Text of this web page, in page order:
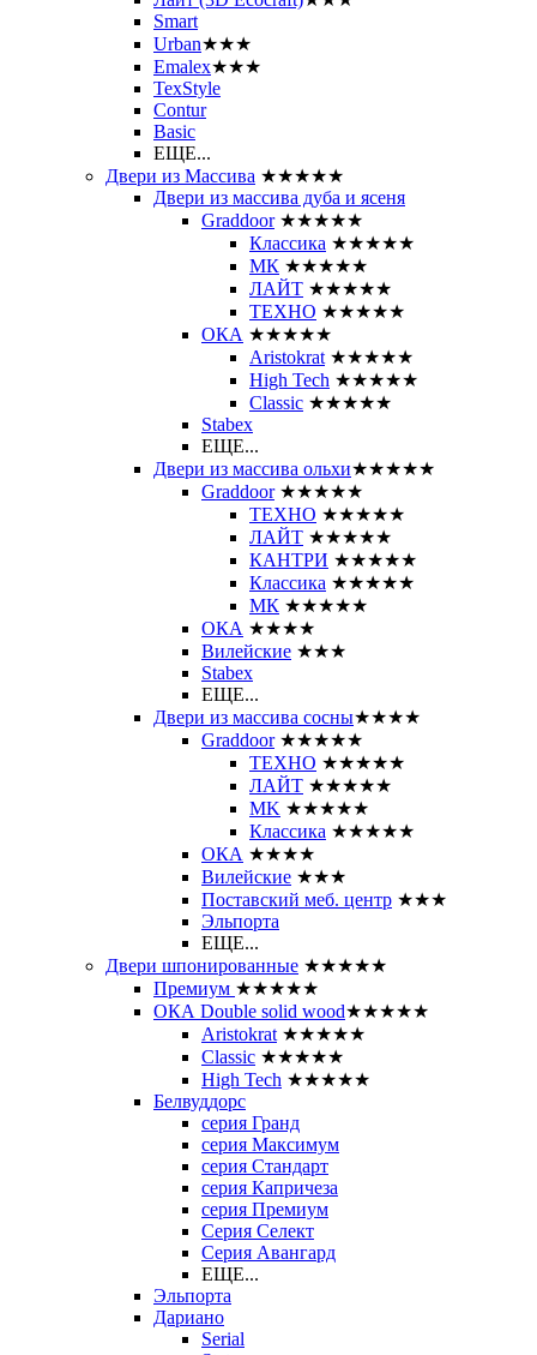
Smart
Urban★★★
Emalex★★★
TexStyle
Contur
Basic
ЕЩЕ...
Двери из Массива ★★★★★
Двери из массива дуба и ясеня
Graddoor ★★★★★
Классика ★★★★★
МК ★★★★★
ЛАЙТ ★★★★★
ТЕХНО ★★★★★
ОКА ★★★★★
Aristokrat ★★★★★
High Tech ★★★★★
Classic ★★★★★
Stabex
ЕЩЕ...
Двери из массива ольхи★★★★★
Graddoor ★★★★★
ТЕХНО ★★★★★
ЛАЙТ ★★★★★
КАНТРИ ★★★★★
Классика ★★★★★
МК ★★★★★
ОКА ★★★★
Вилейские ★★★
Stabex
ЕЩЕ...
Двери из массива сосны★★★★
Graddoor ★★★★★
ТЕХНО ★★★★★
ЛАЙТ ★★★★★
MK ★★★★★
Классика ★★★★★
ОКА ★★★★
Вилейские ★★★
Поставский меб. центр ★★★
Эльпорта
ЕЩЕ...
Двери шпонированные ★★★★★
Премиум ★★★★★
ОКА Double solid wood★★★★★
Aristokrat ★★★★★
Classic ★★★★★
High Tech ★★★★★
Белвуддорс
серия Гранд
серия Максимум
серия Стандарт
серия Капричеза
серия Премиум
Серия Селект
Серия Авангард
ЕЩЕ...
Эльпорта
Дариано
Serial